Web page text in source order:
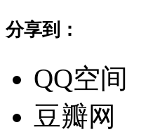
分享到：
QQ空间
豆瓣网